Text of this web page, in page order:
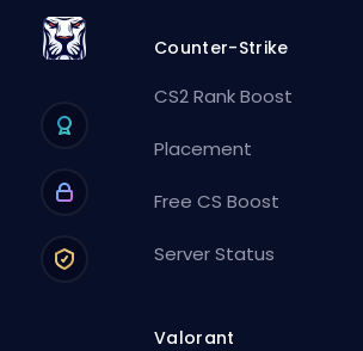
Counter-Strike
CS2 Rank Boost
Placement
Free CS Boost
Server Status
Valorant